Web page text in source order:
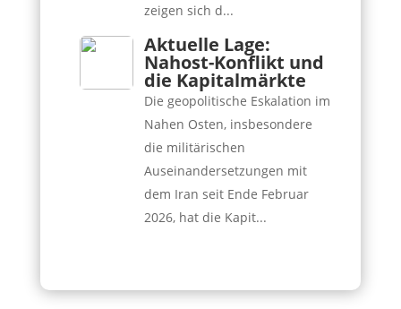
zeigen sich d...
Aktuelle Lage:
Nahost-Konflikt und
die Kapitalmärkte
Die geopolitische Eskalation im
Nahen Osten, insbesondere
die militärischen
Auseinandersetzungen mit
dem Iran seit Ende Februar
2026, hat die Kapit...